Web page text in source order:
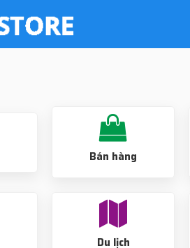
Bán hàng
Du lịch